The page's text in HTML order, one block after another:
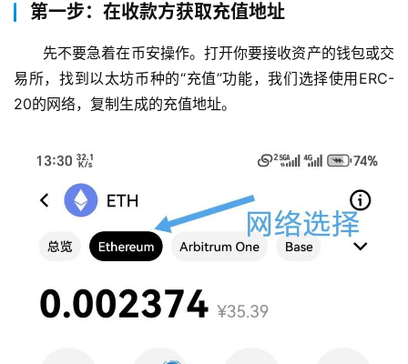
第一步：在收款方获取充值地址
先不要急着在币安操作。打开你要接收资产的钱包或交
易所，找到以太坊币种的“充值”功能，我们选择使用ERC-
20的网络，复制生成的充值地址。